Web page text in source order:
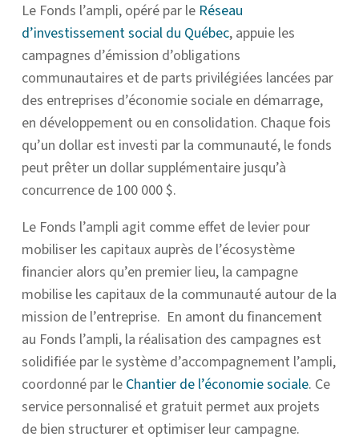
Le Fonds l’ampli, opéré par le Réseau
d’investissement social du Québec, appuie les
campagnes d’émission d’obligations
communautaires et de parts privilégiées lancées par
des entreprises d’économie sociale en démarrage,
en développement ou en consolidation. Chaque fois
qu’un dollar est investi par la communauté, le fonds
peut prêter un dollar supplémentaire jusqu’à
concurrence de 100 000 $.
Le Fonds l’ampli agit comme effet de levier pour
mobiliser les capitaux auprès de l’écosystème
financier alors qu’en premier lieu, la campagne
mobilise les capitaux de la communauté autour de la
mission de l’entreprise. En amont du financement
au Fonds l’ampli, la réalisation des campagnes est
solidifiée par le système d’accompagnement l’ampli,
coordonné par le Chantier de l’économie sociale. Ce
service personnalisé et gratuit permet aux projets
de bien structurer et optimiser leur campagne.